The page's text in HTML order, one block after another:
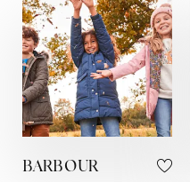
BARBOUR